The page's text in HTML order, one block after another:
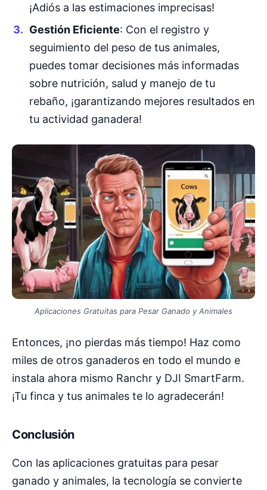
¡Adiós a las estimaciones imprecisas!
Gestión Eficiente: Con el registro y
seguimiento del peso de tus animales,
puedes tomar decisiones más informadas
sobre nutrición, salud y manejo de tu
rebaño, ¡garantizando mejores resultados en
tu actividad ganadera!
Aplicaciones Gratuitas para Pesar Ganado y Animales
Entonces, ¡no pierdas más tiempo! Haz como
miles de otros ganaderos en todo el mundo e
instala ahora mismo Ranchr y DJI SmartFarm.
¡Tu finca y tus animales te lo agradecerán!
Conclusión
Con las aplicaciones gratuitas para pesar
ganado y animales, la tecnología se convierte